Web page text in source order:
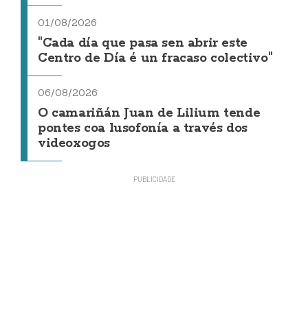
01/08/2026
"Cada día que pasa sen abrir este
Centro de Día é un fracaso colectivo"
06/08/2026
O camariñán Juan de Lilium tende
pontes coa lusofonía a través dos
videoxogos